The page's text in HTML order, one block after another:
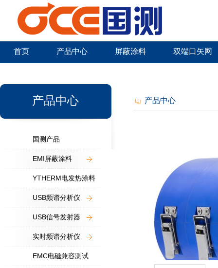
首页 产品中心 屏蔽涂料 双端口矢网
产品中心
国测产品
EMI屏蔽涂料
YTHERM电发热涂料
USB频谱分析仪
USB信号发射器
实时频谱分析仪
EMC电磁兼容测试
产品中心